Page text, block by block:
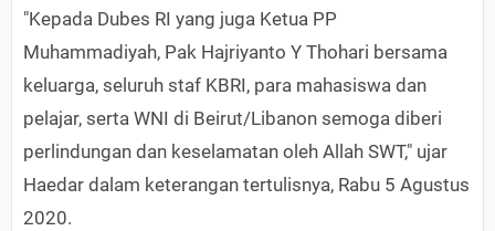
"Kepada Dubes RI yang juga Ketua PP
Muhammadiyah, Pak Hajriyanto Y Thohari bersama
keluarga, seluruh staf KBRI, para mahasiswa dan
pelajar, serta WNI di Beirut/Libanon semoga diberi
perlindungan dan keselamatan oleh Allah SWT," ujar
Haedar dalam keterangan tertulisnya, Rabu 5 Agustus
2020.